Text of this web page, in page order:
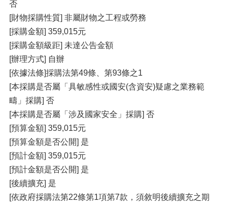
否
[財物採購性質] 非屬財物之工程或勞務
[採購金額] 359,015元
[採購金額級距] 未達公告金額
[辦理方式] 自辦
[依據法條]採購法第49條、第93條之1
[本採購是否屬「具敏感性或國安(含資安)疑慮之業務範
疇」採購] 否
[本採購是否屬「涉及國家安全」採購] 否
[預算金額] 359,015元
[預算金額是否公開] 是
[預計金額] 359,015元
[預計金額是否公開] 是
[後續擴充] 是
[依政府採購法第22條第1項第7款，須敘明後續擴充之期